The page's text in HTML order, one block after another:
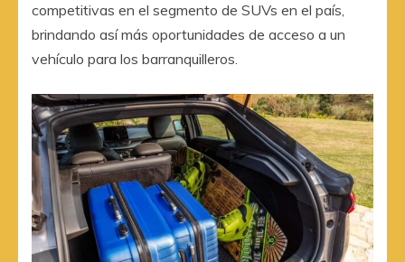
competitivas en el segmento de SUVs en el país,
brindando así más oportunidades de acceso a un
vehículo para los barranquilleros.